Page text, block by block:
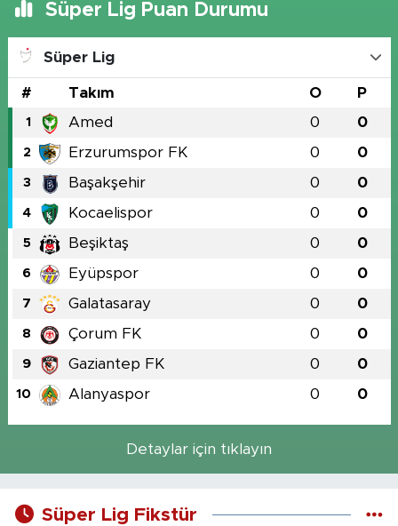
Süper Lig Puan Durumu
Süper Lig
# Takım O P
1 Amed 0 0
2 Erzurumspor FK 0 0
3 Başakşehir 0 0
4 Kocaelispor 0 0
5 Beşiktaş 0 0
6 Eyüpspor 0 0
7 Galatasaray 0 0
8 Çorum FK 0 0
9 Gaziantep FK 0 0
10 Alanyaspor 0 0
Detaylar için tıklayın
Süper Lig Fikstür